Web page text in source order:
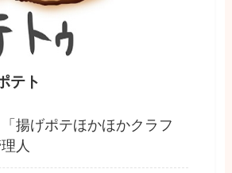
テト
揚げポテほかほかクラフ
人